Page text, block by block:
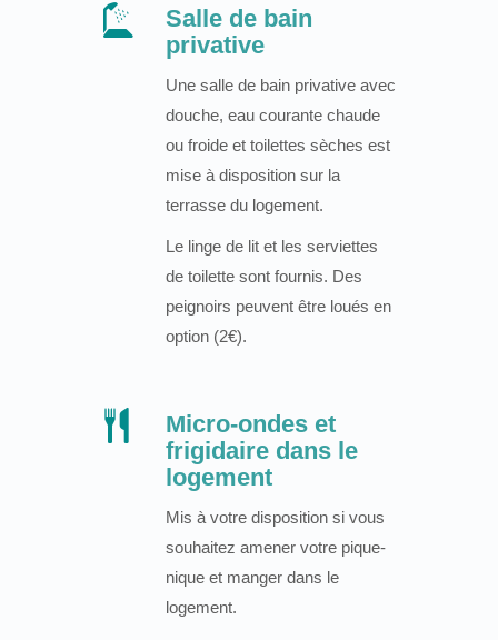
Salle de bain
privative
Une salle de bain privative avec
douche, eau courante chaude
ou froide et toilettes sèches est
mise à disposition sur la
terrasse du logement.
Le linge de lit et les serviettes
de toilette sont fournis. Des
peignoirs peuvent être loués en
option (2€).
Micro-ondes et
frigidaire dans le
logement
Mis à votre disposition si vous
souhaitez amener votre pique-
nique et manger dans le
logement.